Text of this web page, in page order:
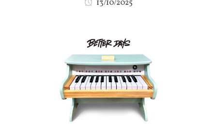
13/10/2025